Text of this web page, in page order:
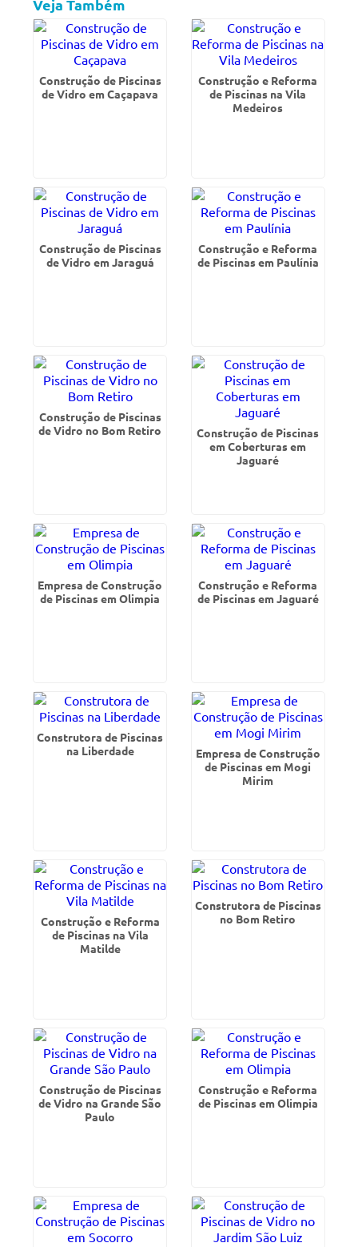
Veja Também
Construção de Piscinas
de Vidro em Caçapava
Construção e Reforma
de Piscinas na Vila
Medeiros
Construção de Piscinas
de Vidro em Jaraguá
Construção e Reforma
de Piscinas em Paulínia
Construção de Piscinas
de Vidro no Bom Retiro
Construção de Piscinas
em Coberturas em
Jaguaré
Empresa de Construção
de Piscinas em Olimpia
Construção e Reforma
de Piscinas em Jaguaré
Construtora de Piscinas
na Liberdade
Empresa de Construção
de Piscinas em Mogi
Mirim
Construção e Reforma
de Piscinas na Vila
Matilde
Construtora de Piscinas
no Bom Retiro
Construção de Piscinas
de Vidro na Grande São
Paulo
Construção e Reforma
de Piscinas em Olimpia